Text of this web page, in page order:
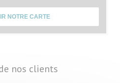
nos clients
NOTRE CARTE